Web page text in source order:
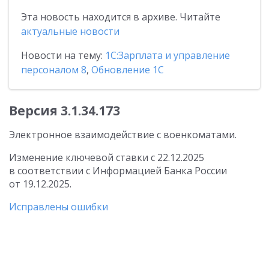
Эта новость находится в архиве. Читайте
актуальные новости
Новости на тему: 1С:Зарплата и управление
персоналом 8, Обновление 1С
Версия 3.1.34.173
Электронное взаимодействие с военкоматами.
Изменение ключевой ставки с 22.12.2025
в соответствии с Информацией Банка России
от 19.12.2025.
Исправлены ошибки